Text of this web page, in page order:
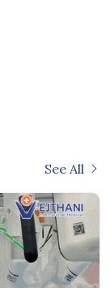
See All